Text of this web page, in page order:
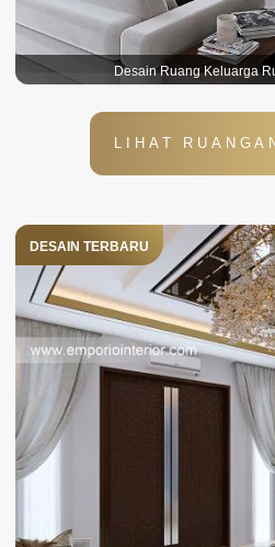
Desain Ruang Keluarga
LIHAT
DESAIN TERBARU